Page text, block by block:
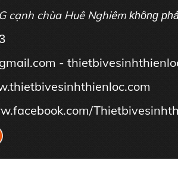
cạnh chùa Huê Nghiêm không
-